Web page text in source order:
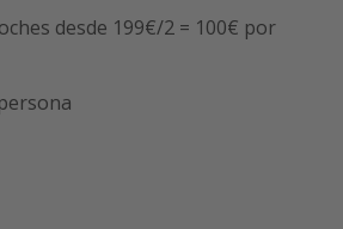
desde 199€/2 = 100€ por